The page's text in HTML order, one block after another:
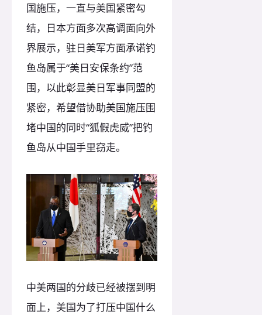
国施压，一直与美国紧密勾
结，日本方面多次高调面向外
界展示，驻日美军方面承诺钓
鱼岛属于“美日安保条约”范
围，以此彰显美日军事同盟的
紧密，希望借协助美国施压围
堵中国的同时“狐假虎威”把钓
鱼岛从中国手里窃走。
中美两国的分歧已经被摆到明
面上，美国为了打压中国什么